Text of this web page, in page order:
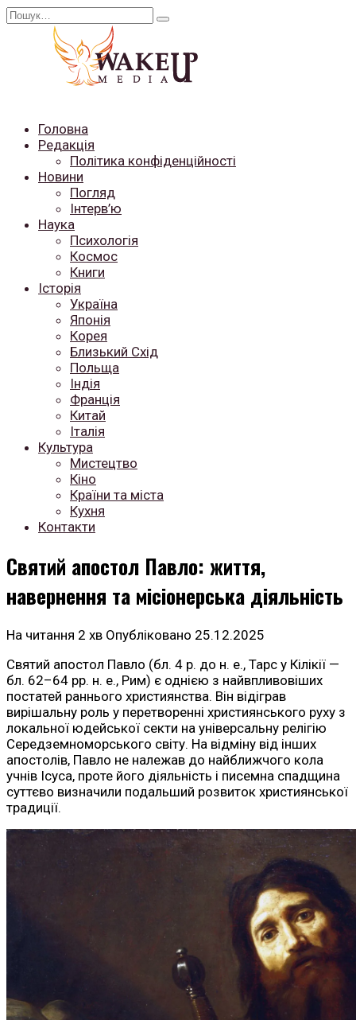
Перейти
Search
Головна
Редакція
Політика конфіденційності
Новини
Погляд
Інтерв’ю
Наука
Психологія
Космос
Книги
Історія
Україна
Японія
Корея
Близький Схід
Польща
Індія
Франція
Китай
Італія
Культура
Мистецтво
Кіно
Країни та міста
Кухня
Контакти
Святий апостол Павло: життя,
навернення та місіонерська діяльність
На читання 2 хв Опубліковано 25.12.2025
Святий апостол Павло (бл. 4 р. до н. е., Тарс у Кілікії —
бл. 62–64 рр. н. е., Рим) є однією з найвпливовіших
постатей раннього християнства. Він відіграв
вирішальну роль у перетворенні християнського руху з
локальної юдейської секти на універсальну релігію
Середземноморського світу. На відміну від інших
апостолів, Павло не належав до найближчого кола
учнів Ісуса, проте його діяльність і писемна спадщина
суттєво визначили подальший розвиток християнської
традиції.